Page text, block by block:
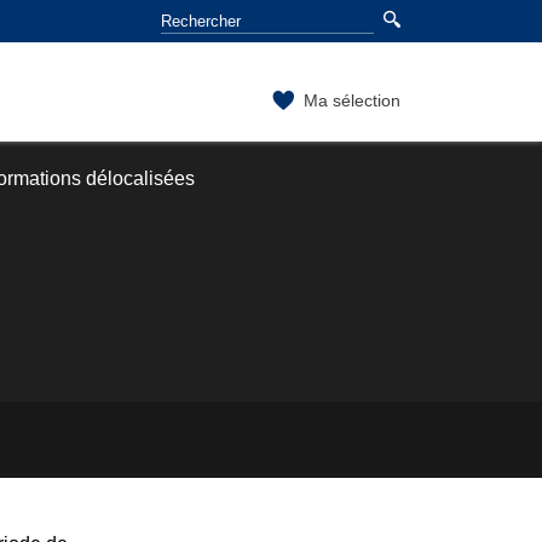
Ma sélection
délocalisées